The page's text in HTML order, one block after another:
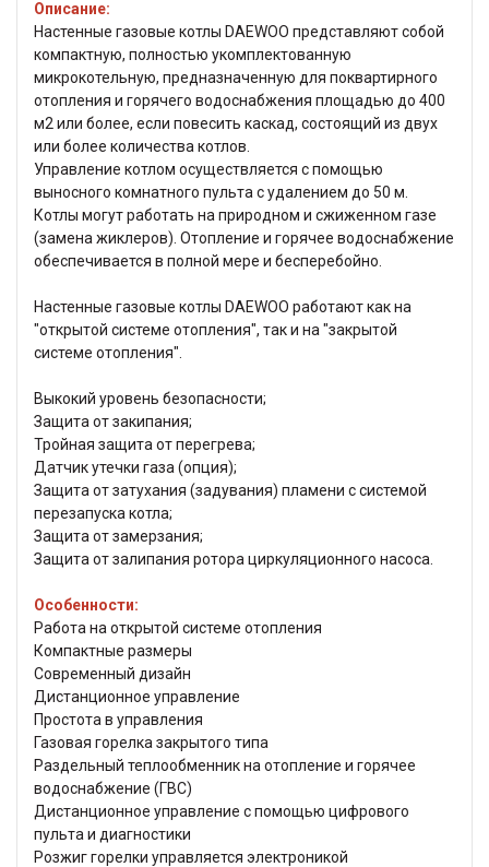
Описание:
Настенные газовые котлы DAEWOO представляют собой
компактную, полностью укомплектованную
микрокотельную, предназначенную для поквартирного
отопления и горячего водоснабжения площадью до 400
м2 или более, если повесить каскад, состоящий из двух
или более количества котлов.
Управление котлом осуществляется с помощью
выносного комнатного пульта с удалением до 50 м.
Котлы могут работать на природном и сжиженном газе
(замена жиклеров). Отопление и горячее водоснабжение
обеспечивается в полной мере и бесперебойно.
Настенные газовые котлы DAEWOO работают как на
"открытой системе отопления", так и на "закрытой
системе отопления".
Выкокий уровень безопасности;
Защита от закипания;
Тройная защита от перегрева;
Датчик утечки газа (опция);
Защита от затухания (задувания) пламени с системой
перезапуска котла;
Защита от замерзания;
Защита от залипания ротора циркуляционного насоса.
Особенности:
Работа на открытой системе отопления
Компактные размеры
Современный дизайн
Дистанционное управление
Простота в управления
Газовая горелка закрытого типа
Раздельный теплообменник на отопление и горячее
водоснабжение (ГВС)
Дистанционное управление с помощью цифрового
пульта и диагностики
Розжиг горелки управляется электроникой